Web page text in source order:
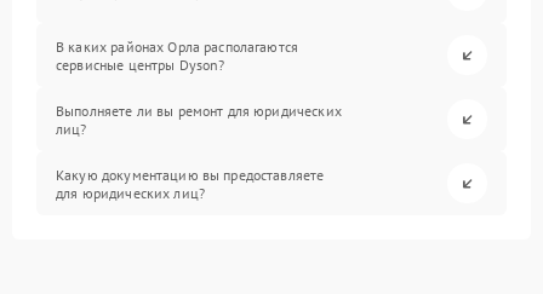
В каких районах Орла располагаются
сервисные центры Dyson?
Выполняете ли вы ремонт для юридических
лиц?
Какую документацию вы предоставляете
для юридических лиц?